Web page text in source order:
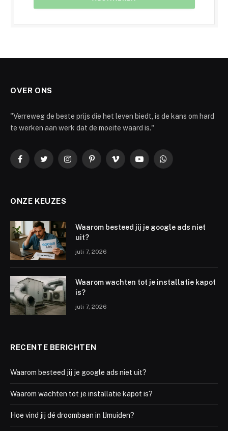
OVER ONS
"Verreweg de beste prijs die het leven biedt, is de kans om hard
te werken aan werk dat de moeite waard is."
FacebookTwitterInstagramPinterestVimeo YouTubeWhatsApp
ONZE KEUZES
Waarom besteed jij je google ads niet
uit?
juli 7, 2026
Waarom wachten tot je installatie kapot
is?
juli 7, 2026
RECENTE BERICHTEN
Waarom besteed jij je google ads niet uit?
Waarom wachten tot je installatie kapot is?
Hoe vind jij dé droombaan in IJmuiden?